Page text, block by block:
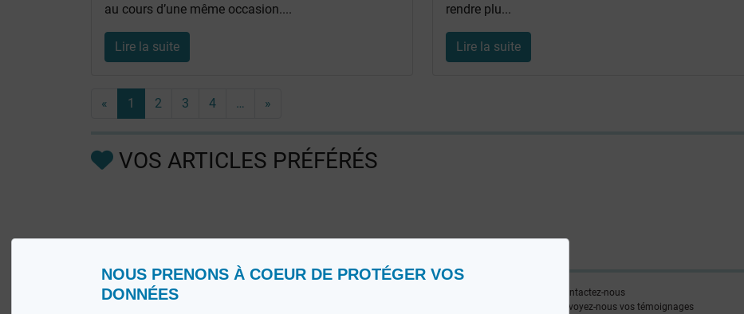
NOUS PRENONS À COEUR DE PROTÉGER VOS
DONNÉES
au cours d’une même occasion....
Lire la suite
rendre plu...
Lire la suite
« 1 2 3 4 … »
VOS ARTICLES PRÉFÉRÉS
Qui sommes nous ?
Contactez-nous
Envoyez-nous vos témoignages